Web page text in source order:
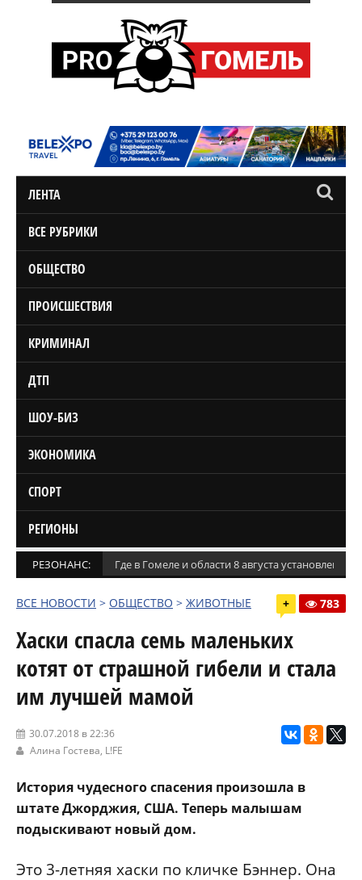
ЛЕНТА
ВСЕ РУБРИКИ
ОБЩЕСТВО
ПРОИСШЕСТВИЯ
КРИМИНАЛ
ДТП
ШОУ-БИЗ
ЭКОНОМИКА
СПОРТ
РЕГИОНЫ
РЕЗОНАНС: Где в Гомеле и области 8 августа установлены
ВСЕ НОВОСТИ > ОБЩЕСТВО > ЖИВОТНЫЕ + 783
Хаски спасла семь маленьких
котят от страшной гибели и стала
им лучшей мамой
30.07.2018 в 22:36
Алина Гостева, L!FE
История чудесного спасения произошла в
штате Джорджия, США. Теперь малышам
подыскивают новый дом.
Это 3-летняя хаски по кличке Бэннер. Она